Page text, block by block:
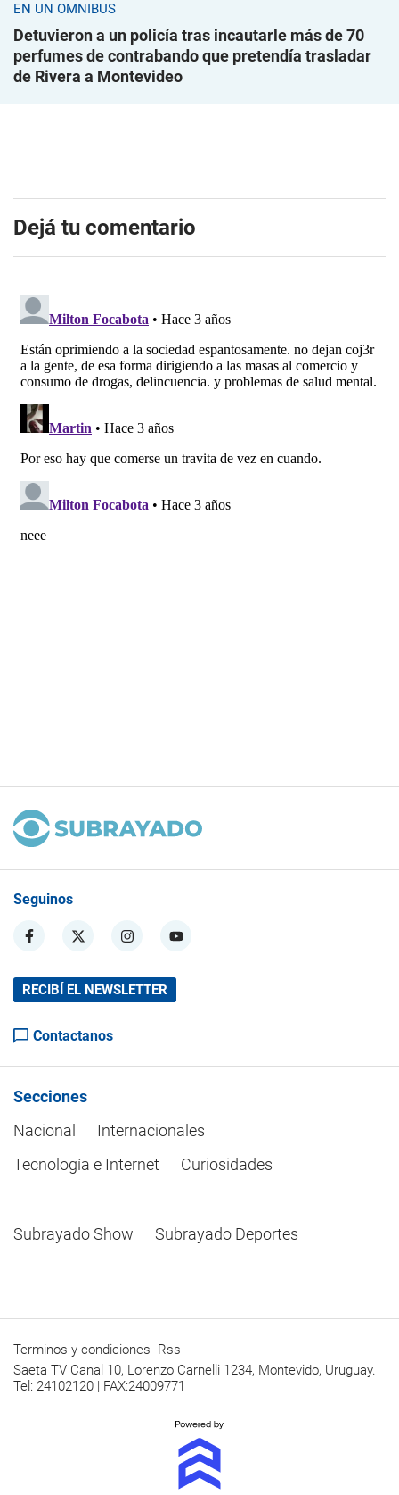
EN UN ÓMNIBUS
Detuvieron a un policía tras incautarle más de 70
perfumes de contrabando que pretendía trasladar
de Rivera a Montevideo
Dejá tu comentario
Seguinos
RECIBÍ EL NEWSLETTER
Contactanos
Secciones
Nacional
Internacionales
Tecnología e Internet
Curiosidades
Subrayado Show Subrayado Deportes
Terminos y condiciones Rss
Saeta TV Canal 10, Lorenzo Carnelli 1234, Montevido, Uruguay.
Tel: 24102120 | FAX:24009771